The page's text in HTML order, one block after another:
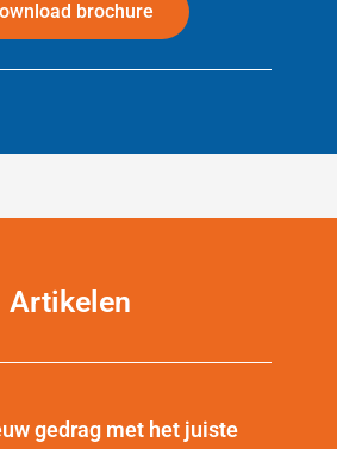
brochure
Artikelen
gedrag met het juiste